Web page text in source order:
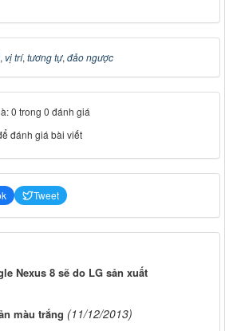
, vị trí,tương tự,đảo ngược
0 trong 0 đánh giá
đánh giá bài viết
Tweet
Nexus 8 sẽ do LG sản xuất
màu trắng (11/12/2013)